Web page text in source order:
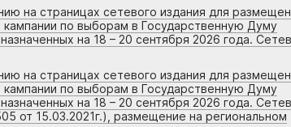
на страницах сетевого издания для
по выборам в Государственную Думу
на 18 – 20 сентября 2026 года.
на страницах сетевого издания для
по выборам в Государственную Думу
на 18 – 20 сентября 2026 года.
от 15.03.2021г.), размещение на региональном